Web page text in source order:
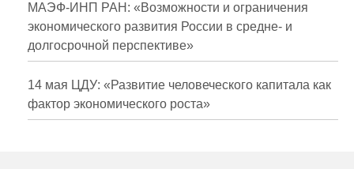
Научная жизнь
Издания
Проблемы прогнозирования
О журнале
МАЭФ-ИНП РАН: «Возможности и ограничения
экономического развития России в средне- и
долгосрочной перспективе»
14 мая ЦДУ: «Развитие человеческого капитала как
фактор экономического роста»